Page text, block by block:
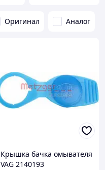
Оригинал Аналог
Крышка бачка омывателя
VAG 2140193